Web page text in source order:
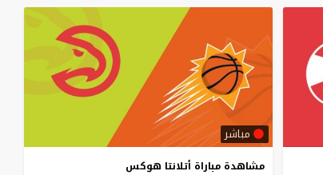
مباشر
مشاهدة مباراة أتلانتا هوكس